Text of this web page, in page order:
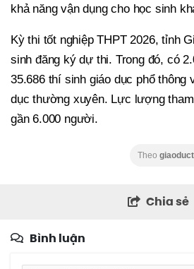
khả năng vận dụng cho học sinh
Kỳ thi tốt nghiệp THPT 2026, tỉnh
sinh đăng ký dự thi. Trong đó, có
35.686 thí sinh giáo dục phổ thông
dục thường xuyên. Lực lượng
gần 6.000 người.
Theo
Chia sẻ
Bình luận